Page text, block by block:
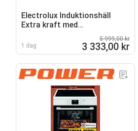
Electrolux Induktionshäll
Extra kraft med
1 dag
5 999,00 kr
3 333,00 kr